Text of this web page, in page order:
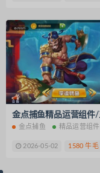
金点捕鱼 精品运营组件
2026-05-02 1580 牛毛